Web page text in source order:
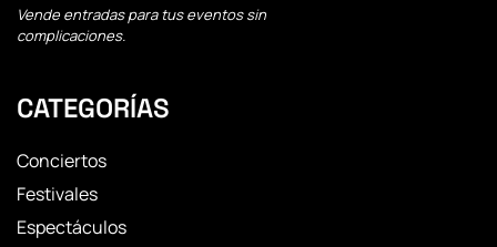
Vende entradas para tus eventos sin
complicaciones.
CATEGORÍAS
Conciertos
Festivales
Espectáculos